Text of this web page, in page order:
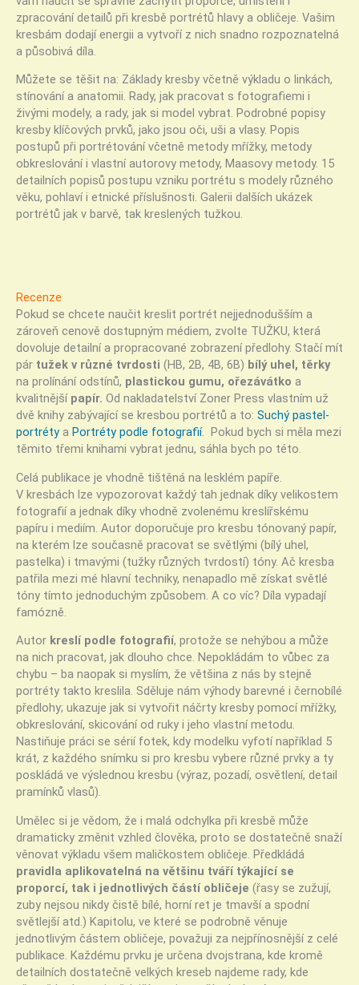
zpracování detailů při kresbě portrétů hlavy a obličeje. Vašim
kresbám dodají energii a vytvoří z nich snadno rozpoznatelná
a působivá díla.
Můžete se těšit na: Základy kresby včetně výkladu o linkách,
stínování a anatomii. Rady, jak pracovat s fotografiemi i
živými modely, a rady, jak si model vybrat. Podrobné popisy
kresby klíčových prvků, jako jsou oči, uši a vlasy. Popis
postupů při portrétování včetně metody mřížky, metody
obkreslování i vlastní autorovy metody, Maasovy metody. 15
detailních popisů postupu vzniku portrétu s modely různého
věku, pohlaví i etnické příslušnosti. Galerii dalších ukázek
portrétů jak v barvě, tak kreslených tužkou.
Recenze
Pokud se chcete naučit kreslit portrét nejjednodušším a
zároveň cenově dostupným médiem, zvolte TUŽKU, která
dovoluje detailní a propracované zobrazení předlohy. Stačí mít
pár tužek v různé tvrdosti (HB, 2B, 4B, 6B) bílý uhel, těrky
na prolínání odstínů, plastickou gumu, ořezávátko a
kvalitnějšípapír. Od nakladatelství Zoner Press vlastním už
dvě knihy zabývající se kresbou portrétů a to: Suchý pastel-
portréty a Portréty podle fotografií. Pokud bych si měla mezi
těmito třemi knihami vybrat jednu, sáhla bych po této.
Celá publikace je vhodně tištěná na lesklém papíře.
V kresbách lze vypozorovat každý tah jednak díky velikostem
fotografií a jednak díky vhodně zvolenému kreslířskému
papíru i mediím. Autor doporučuje pro kresbu tónovaný papír,
na kterém lze současně pracovat se světlými (bílý uhel,
pastelka) i tmavými (tužky různých tvrdostí) tóny. Ač kresba
patřila mezi mé hlavní techniky, nenapadlo mě získat světlé
tóny tímto jednoduchým způsobem. A co víc? Díla vypadají
famózně.
Autor kreslí podle fotografií, protože se nehýbou a může
na nich pracovat, jak dlouho chce. Nepokládám to vůbec za
chybu – ba naopak si myslím, že většina z nás by stejně
portréty takto kreslila. Sděluje nám výhody barevné i černobílé
předlohy; ukazuje jak si vytvořit náčrty kresby pomocí mřížky,
obkreslování, skicování od ruky i jeho vlastní metodu.
Nastiňuje práci se sérií fotek, kdy modelku vyfotí například 5
krát, z každého snímku si pro kresbu vybere různé prvky a ty
poskládá ve výslednou kresbu (výraz, pozadí, osvětlení, detail
pramínků vlasů).
Umělec si je vědom, že i malá odchylka při kresbě může
dramaticky změnit vzhled člověka, proto se dostatečně snaží
věnovat výkladu všem maličkostem obličeje. Předkládá
pravidla aplikovatelná na většinu tváří týkající se
proporcí, tak i jednotlivých částí obličeje (řasy se zužují,
zuby nejsou nikdy čistě bílé, horní ret je tmavší a spodní
světlejší atd.) Kapitolu, ve které se podrobně věnuje
jednotlivým částem obličeje, považuji za nejpřínosnější z celé
publikace. Každému prvku je určena dvojstrana, kde kromě
detailních dostatečně velkých kreseb najdeme rady, kde